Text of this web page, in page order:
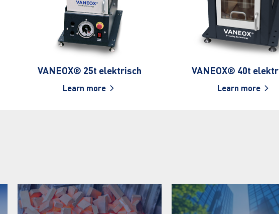
VANEOX® 25t elektrisch
Learn more
VANEOX® 40t
Learn more